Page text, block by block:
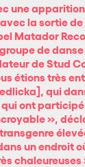
une
la sortie
Matador
de
de Stud
étions très
qui
qui ont
»,
un endroit
chaleureuses